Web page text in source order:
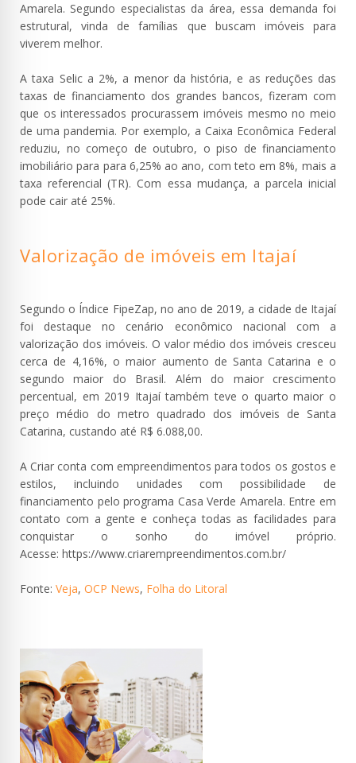
Amarela. Segundo especialistas da área, essa demanda foi
estrutural, vinda de famílias que buscam imóveis para
viverem melhor.
A taxa Selic a 2%, a menor da história, e as reduções das
taxas de financiamento dos grandes bancos, fizeram com
que os interessados procurassem imóveis mesmo no meio
de uma pandemia. Por exemplo, a Caixa Econômica Federal
reduziu, no começo de outubro, o piso de financiamento
imobiliário para para 6,25% ao ano, com teto em 8%, mais a
taxa referencial (TR). Com essa mudança, a parcela inicial
pode cair até 25%.
Valorização de imóveis em Itajaí
Segundo o Índice FipeZap, no ano de 2019, a cidade de Itajaí
foi destaque no cenário econômico nacional com a
valorização dos imóveis. O valor médio dos imóveis cresceu
cerca de 4,16%, o maior aumento de Santa Catarina e o
segundo maior do Brasil. Além do maior crescimento
percentual, em 2019 Itajaí também teve o quarto maior o
preço médio do metro quadrado dos imóveis de Santa
Catarina, custando até R$ 6.088,00.
A Criar conta com empreendimentos para todos os gostos e
estilos, incluindo unidades com possibilidade de
financiamento pelo programa Casa Verde Amarela. Entre em
contato com a gente e conheça todas as facilidades para
conquistar o sonho do imóvel próprio.
Acesse: https://www.criarempreendimentos.com.br/
Fonte: Veja, OCP News, Folha do Litoral